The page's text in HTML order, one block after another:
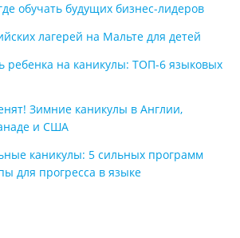
обучать будущих бизнес-лидеров
лагерей на Мальте для детей
ребенка на каникулы: ТОП-6 языковых
Зимние каникулы в Англии,
и США
каникулы: 5 сильных программ
для прогресса в языке